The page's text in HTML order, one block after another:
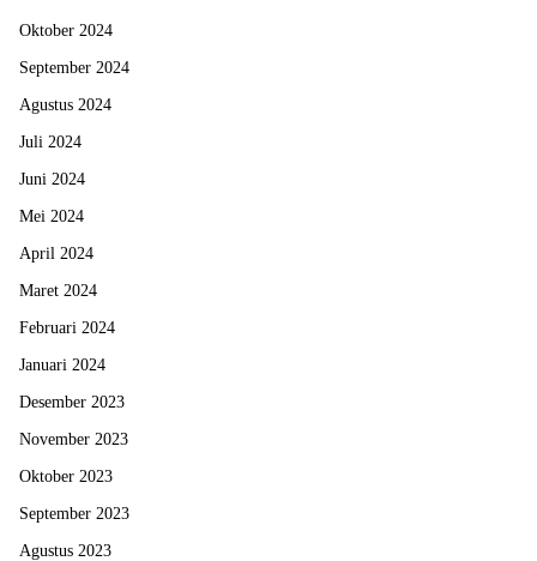
Oktober 2024
September 2024
Agustus 2024
Juli 2024
Juni 2024
Mei 2024
April 2024
Maret 2024
Februari 2024
Januari 2024
Desember 2023
November 2023
Oktober 2023
September 2023
Agustus 2023